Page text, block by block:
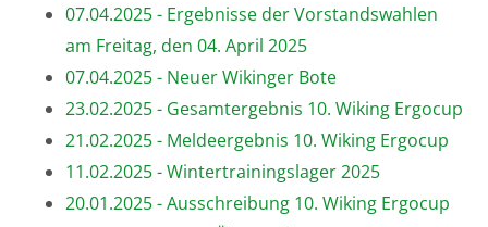
07.04.2025 - Ergebnisse der Vorstandswahlen
am Freitag, den 04. April 2025
07.04.2025 - Neuer Wikinger Bote
23.02.2025 - Gesamtergebnis 10. Wiking Ergocup
21.02.2025 - Meldeergebnis 10. Wiking Ergocup
11.02.2025 - Wintertrainingslager 2025
20.01.2025 - Ausschreibung 10. Wiking Ergocup